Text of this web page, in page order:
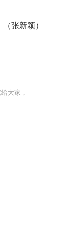
张新颖）
大家，